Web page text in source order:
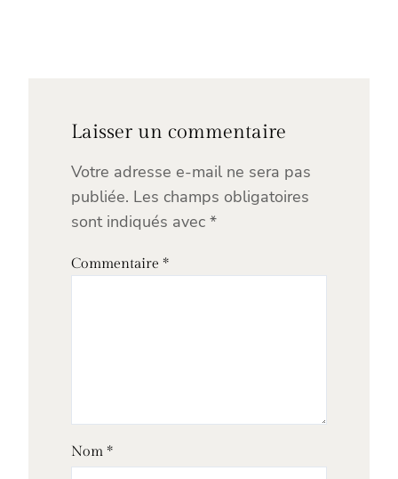
Laisser un commentaire
Votre adresse e-mail ne sera pas
publiée. Les champs obligatoires
sont indiqués avec *
Commentaire *
Nom *